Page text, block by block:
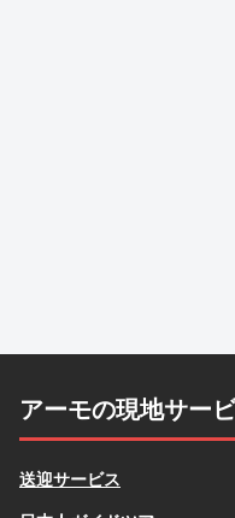
アーモの現地サー
送迎サービス